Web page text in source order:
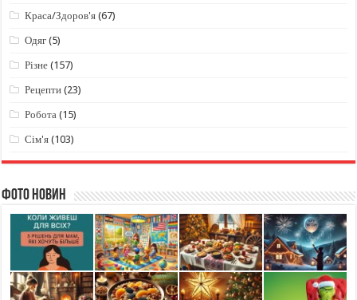
Краса/Здоров'я (67)
Одяг (5)
Різне (157)
Рецепти (23)
Робота (15)
Сім'я (103)
Фото новин